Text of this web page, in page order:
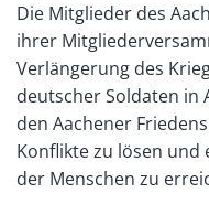
Die Mitglieder des
ihrer
Verlängerung des
deutscher Soldaten in
den Aachener
Konflikte zu lösen und
der Menschen zu